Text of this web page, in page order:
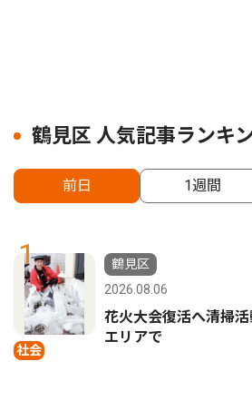
鶴見区 人気記事ランキ
前日 1週間
1
社会
鶴見区
2026.08.06
花火大会復活へ清掃
エリアで